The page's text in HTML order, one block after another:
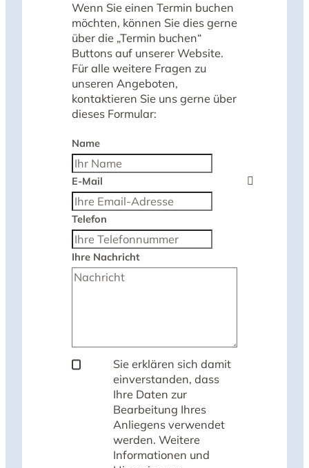
Wenn Sie einen Termin buchen
möchten, können Sie dies gerne
über die „Termin buchen“
Buttons auf unserer Website.
Für alle weitere Fragen zu
unseren Angeboten,
kontaktieren Sie uns gerne über
dieses Formular:
Formular überspringen
Name
E-Mail
Telefon
Ihre Nachricht
Sie erklären sich damit
einverstanden, dass
Ihre Daten zur
Bearbeitung Ihres
Anliegens verwendet
werden. Weitere
Informationen und